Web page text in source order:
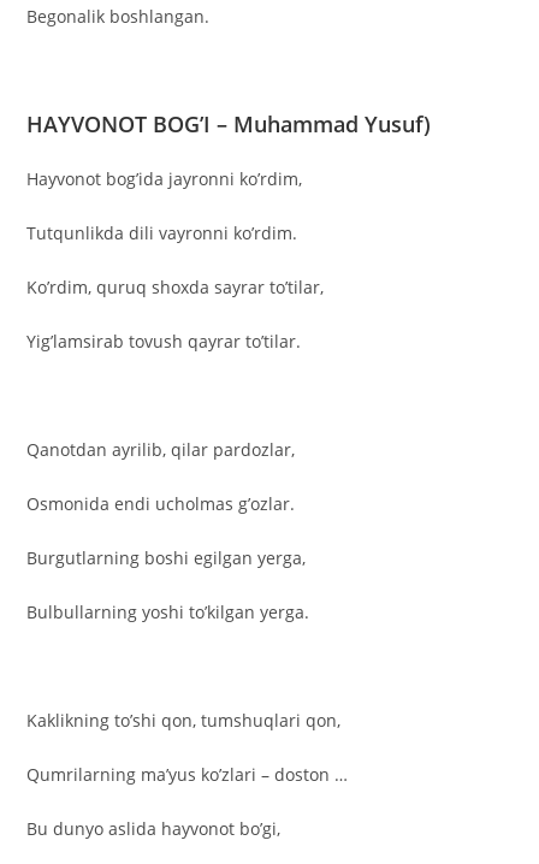
Begonalik boshlangan.
HAYVONOT BOG’I – Muhammad Yusuf)
Hayvonot bog’ida jayronni ko’rdim,
Tutqunlikda dili vayronni ko’rdim.
Ko’rdim, quruq shoxda sayrar to’tilar,
Yig’lamsirab tovush qayrar to’tilar.
Qanotdan ayrilib, qilar pardozlar,
Osmonida endi ucholmas g’ozlar.
Burgutlarning boshi egilgan yerga,
Bulbullarning yoshi to’kilgan yerga.
Kaklikning to’shi qon, tumshuqlari qon,
Qumrilarning ma’yus ko’zlari – doston …
Bu dunyo aslida hayvonot bo’gi,